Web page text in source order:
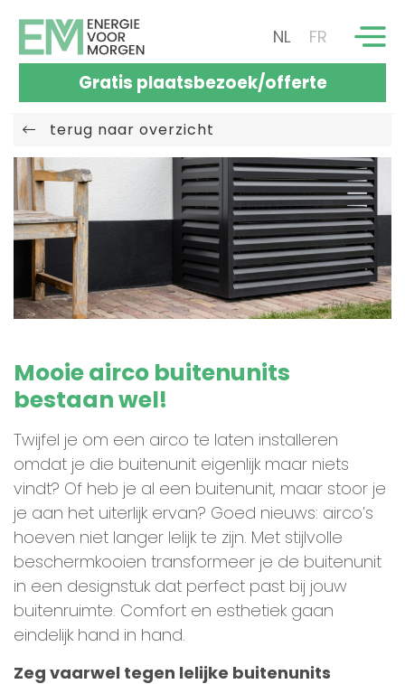
NL FR
Gratis plaatsbezoek/offerte
terug naar overzicht
Mooie airco buitenunits
bestaan wel!
Twijfel je om een airco te laten installeren
omdat je die buitenunit eigenlijk maar niets
vindt? Of heb je al een buitenunit, maar stoor je
je aan het uiterlijk ervan? Goed nieuws: airco’s
hoeven niet langer lelijk te zijn. Met stijlvolle
beschermkooien transformeer je de buitenunit
in een designstuk dat perfect past bij jouw
buitenruimte. Comfort en esthetiek gaan
eindelijk hand in hand.
Zeg vaarwel tegen lelijke buitenunits